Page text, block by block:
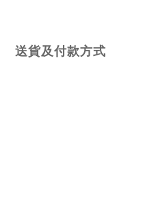
送貨及付款方式